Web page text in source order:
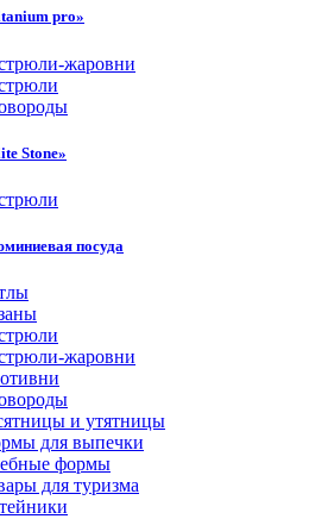
pro»
жаровни
Stone»
посуда
жаровни
и утятницы
для выпечки
формы
для туризма